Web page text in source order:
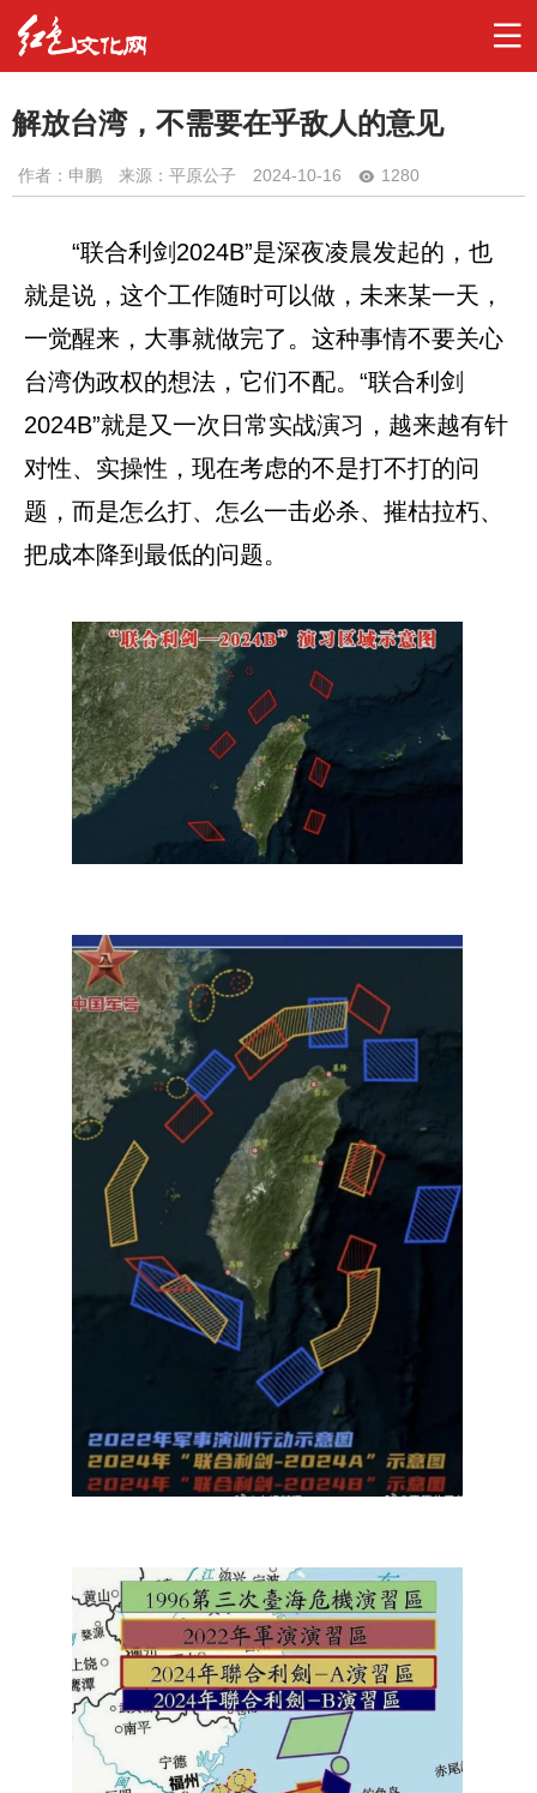
解放台湾，不需要在乎敌人的意见
作者： 申鹏 来源：平原公子 2024-10-16 1280
“联合利剑2024B”是深夜凌晨发起的，也
就是说，这个工作随时可以做，未来某一天，
一觉醒来，大事就做完了。这种事情不要关心
台湾伪政权的想法，它们不配。“联合利剑
2024B”就是又一次日常实战演习，越来越有针
对性、实操性，现在考虑的不是打不打的问
题，而是怎么打、怎么一击必杀、摧枯拉朽、
把成本降到最低的问题。